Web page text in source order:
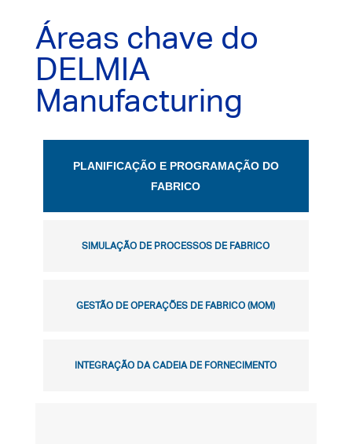
Áreas chave do
DELMIA
Manufacturing
PLANIFICAÇÃO E PROGRAMAÇÃO DO
FABRICO
SIMULAÇÃO DE PROCESSOS DE FABRICO
GESTÃO DE OPERAÇÕES DE FABRICO (MOM)
INTEGRAÇÃO DA CADEIA DE FORNECIMENTO